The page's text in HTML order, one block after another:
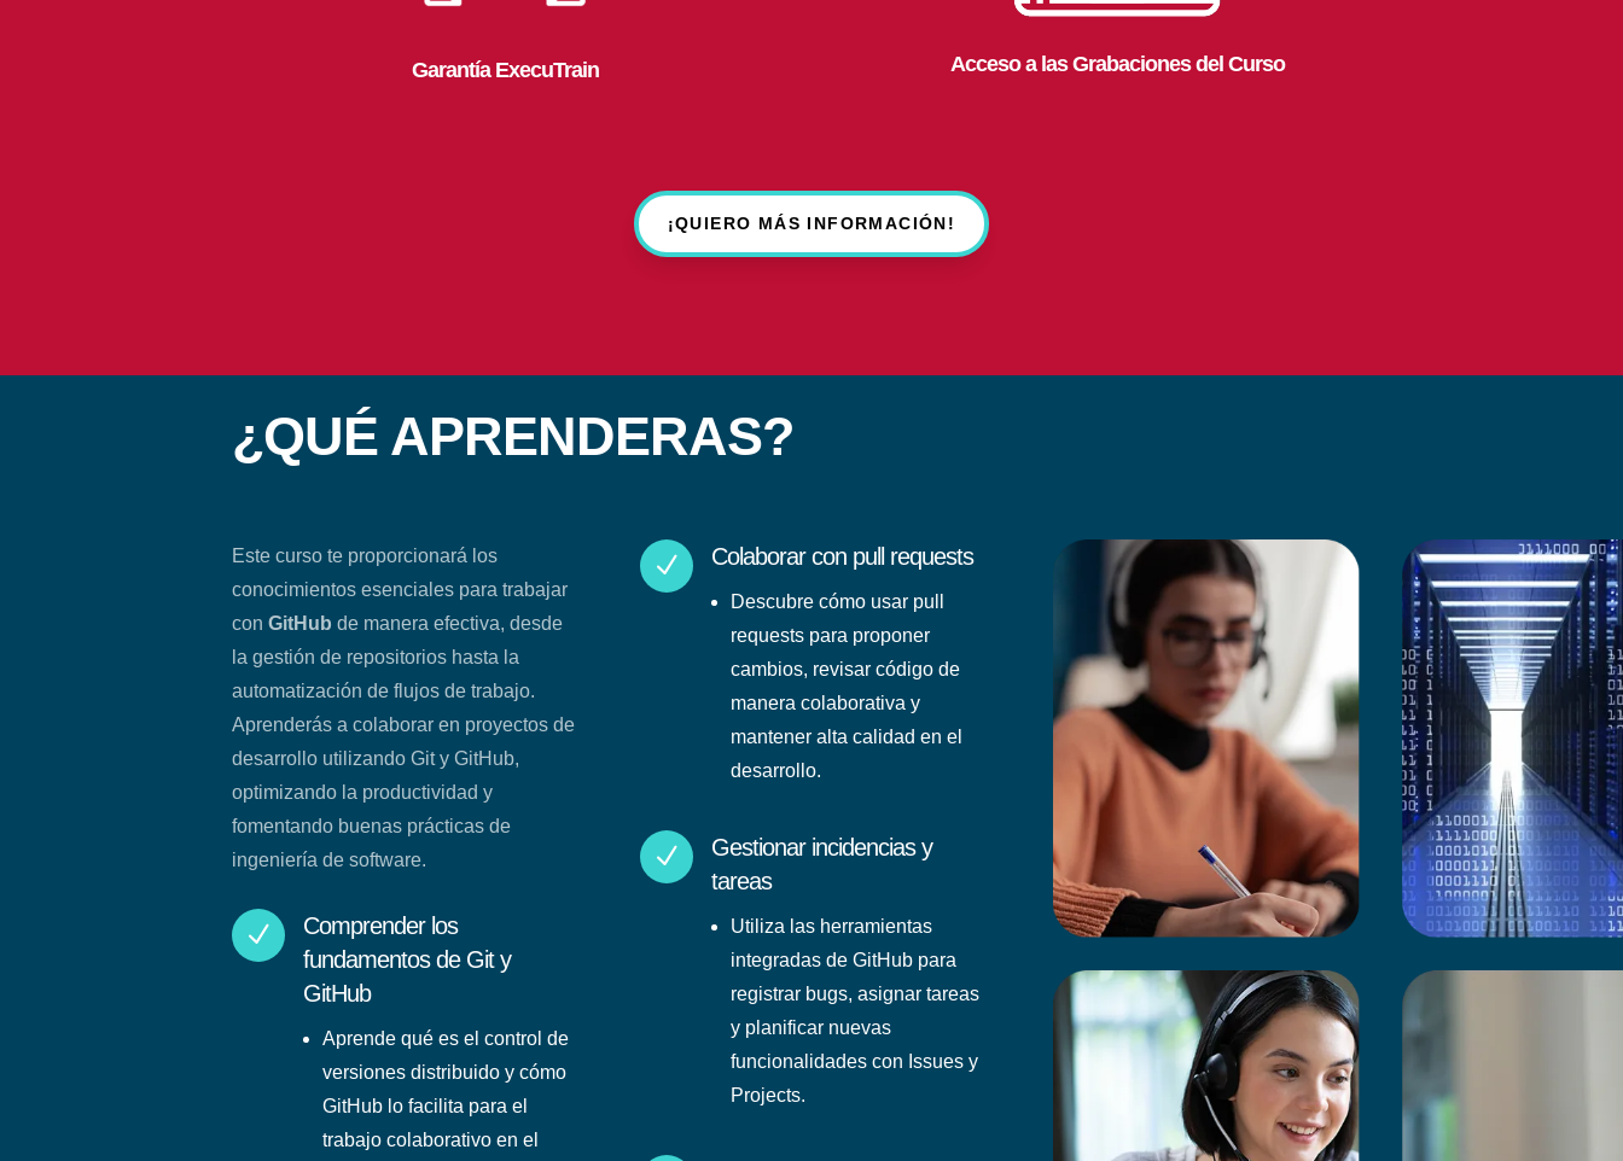
Garantía ExecuTrain Acceso a las Grabaciones del Curso
¡QUIERO MÁS INFORMACIÓN!
¿QUÉ APRENDERAS?
Este curso te proporcionará los
conocimientos esenciales para trabajar
con GitHub de manera efectiva, desde
la gestión de repositorios hasta la
automatización de flujos de trabajo.
Aprenderás a colaborar en proyectos de
desarrollo utilizando Git y GitHub,
optimizando la productividad y
fomentando buenas prácticas de
ingeniería de software.
N
Comprender los
fundamentos de Git y
GitHub
Aprende qué es el control de
versiones distribuido y cómo
GitHub lo facilita para el
trabajo colaborativo en el
N Colaborar con pull requests
Descubre cómo usar pull
requests para proponer
cambios, revisar código de
manera colaborativa y
mantener alta calidad en el
desarrollo.
N
Gestionar incidencias y
tareas
Utiliza las herramientas
integradas de GitHub para
registrar bugs, asignar tareas
y planificar nuevas
funcionalidades con Issues y
Projects.